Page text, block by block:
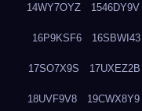
14WY7OYZ 1546DY9V
16P9KSF6 16SBWI43
17SO7X9S 17UXEZ2B
18UVF9V8 19CWX8Y9